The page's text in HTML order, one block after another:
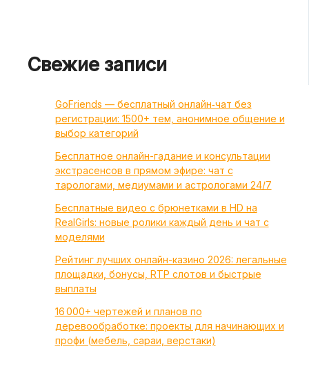
Свежие записи
GoFriends — бесплатный онлайн‑чат без
регистрации: 1500+ тем, анонимное общение и
выбор категорий
Бесплатное онлайн-гадание и консультации
экстрасенсов в прямом эфире: чат с
тарологами, медиумами и астрологами 24/7
Бесплатные видео с брюнетками в HD на
RealGirls: новые ролики каждый день и чат с
моделями
Рейтинг лучших онлайн-казино 2026: легальные
площадки, бонусы, RTP слотов и быстрые
выплаты
16 000+ чертежей и планов по
деревообработке: проекты для начинающих и
профи (мебель, сараи, верстаки)